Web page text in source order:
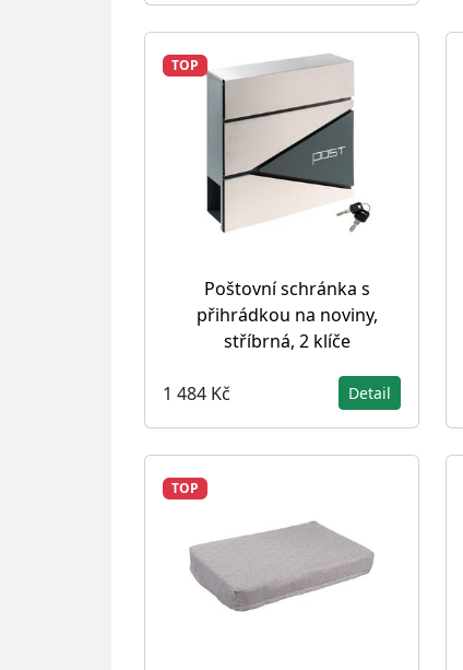
TOP
Poštovní schránka s
přihrádkou na noviny,
stříbrná, 2 klíče
1 484 Kč Detail
TOP